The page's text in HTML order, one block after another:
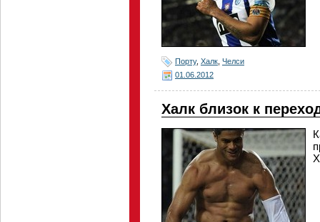
Порту, Халк Челси
01.06.2012
Халк близок к